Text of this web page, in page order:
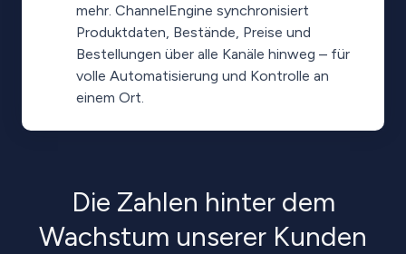
mehr. ChannelEngine synchronisiert
Produktdaten, Bestände, Preise und
Bestellungen über alle Kanäle hinweg – für
volle Automatisierung und Kontrolle an
einem Ort.
Die Zahlen hinter dem
Wachstum unserer Kunden